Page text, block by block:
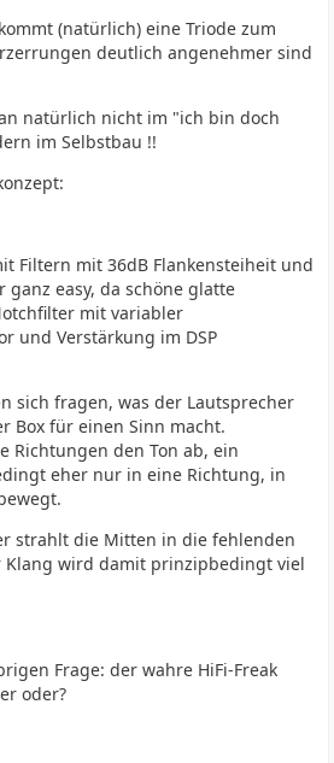
(natürlich) eine Triode zum
deutlich angenehmer sind
natürlich nicht im "ich bin doch
im Selbstbau !!
Filtern mit 36dB Flankensteiheit und
easy, da schöne glatte
mit variabler
und Verstärkung im DSP
sich fragen, was der Lautsprecher
Box für einen Sinn macht.
Richtungen den Ton ab, ein
eher nur in eine Richtung, in
strahlt die Mitten in die fehlenden
Klang wird damit prinzipbedingt viel
Frage: der wahre HiFi-Freak
oder?